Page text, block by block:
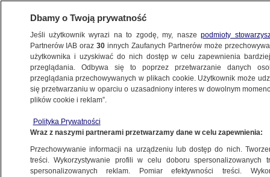
POLSKA
28.06.2024, 14:15
Udostępnij
Dbamy o Twoją prywatność
Jeśli użytkownik wyrazi na to zgodę, my, naszepodmioty
Partnerów IAB oraz30 innych Zaufanych Partnerów może
użytkownika i uzyskiwać do nich dostęp w celu zapewnienia
przeglądania. Odbywa się to poprzez przetwarzanie danych
przeglądania przechowywanych w plikach cookie. Użytkownik może
się przetwarzaniu w oparciu o uzasadniony interes w dowolnym
plików cookie i reklam”.
Polityka Prywatności
Wraz z naszymi partnerami przetwarzamy dane w celu zapewnienia:
Przechowywanie informacji na urządzeniu lub dostęp do nich.
treści. Wykorzystywanie profili w celu doboru spersonalizowanych
spersonalizowanych reklam. Pomiar efektywności treści.